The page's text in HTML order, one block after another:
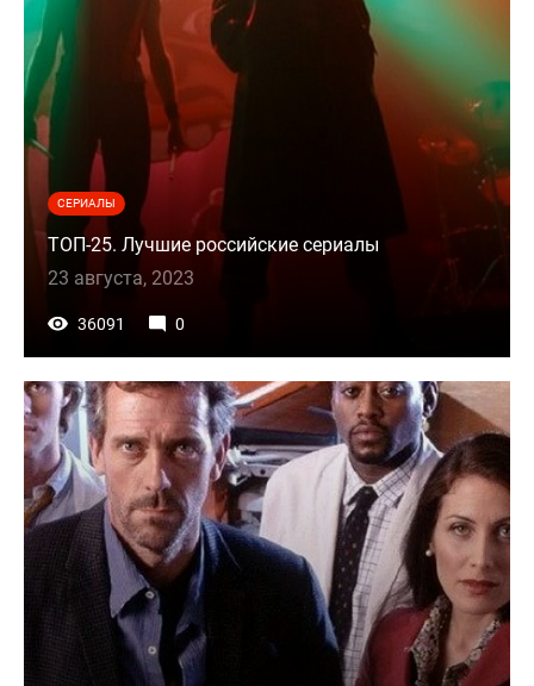
СЕРИАЛЫ
ТОП-25. Лучшие российские сериалы
23 августа, 2023
36091 0